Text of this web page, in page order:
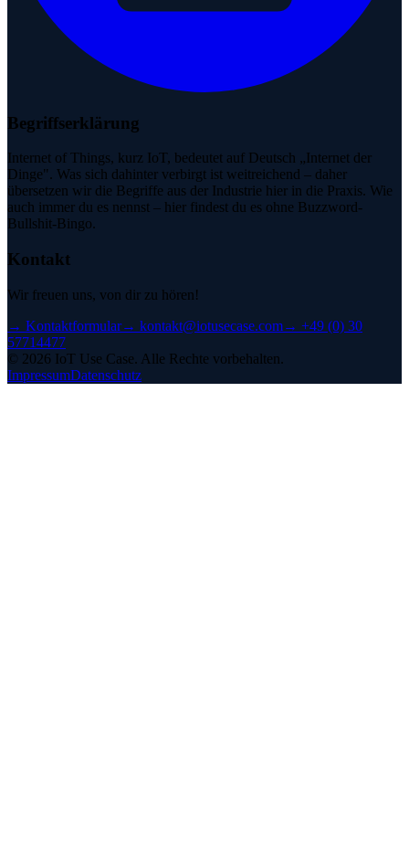
Begriffserklärung
Internet of Things, kurz IoT, bedeutet auf Deutsch „Internet der
Dinge". Was sich dahinter verbirgt ist weitreichend – daher
übersetzen wir die Begriffe aus der Industrie hier in die Praxis. Wie
auch immer du es nennst – hier findest du es ohne Buzzword-
Bullshit-Bingo.
Kontakt
Wir freuen uns, von dir zu hören!
→ Kontaktformular→ kontakt@iotusecase.com→ +49 (0) 30
57714477
© 2026 IoT Use Case. Alle Rechte vorbehalten.
ImpressumDatenschutz